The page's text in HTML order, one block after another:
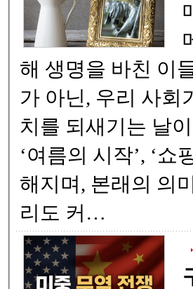
해 생명을 바친 이
가 아닌, 우리 사회
치를 되새기는 날
‘여름의 시작’, ‘
해지며, 본래의 의
리도 커…